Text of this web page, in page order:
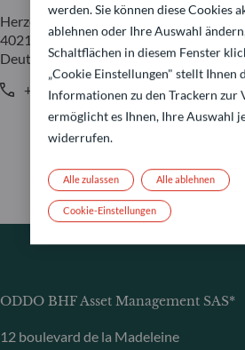
Herzogstraße 15
40217 Düsseldorf
Deutschland
+49 (0) 211 239 24 01
ODDO BHF Asset Management SAS*
12 boulevard de la Madeleine
werden. Sie können diese Cookies
ablehnen oder Ihre Auswahl
Schaltflächen in diesem Fenster
„Cookie Einstellungen" stellt Ihnen
Informationen zu den Trackern zur
ermöglicht es Ihnen, Ihre Auswahl
widerrufen.
Alle ablehnen
Alle zulassen
Cookie-Einstellungen